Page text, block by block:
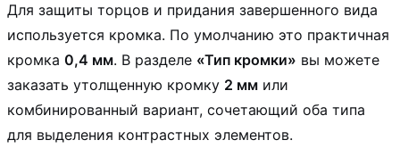
Для защиты торцов и придания завершенного вида
используется кромка. По умолчанию это практичная
кромка 0,4 мм. В разделе «Тип кромки» вы можете
заказать утолщенную кромку 2 мм или
комбинированный вариант, сочетающий оба типа
для выделения контрастных элементов.